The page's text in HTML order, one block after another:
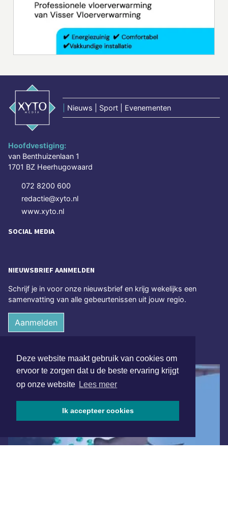
Deze website maakt gebruik van cookies om
ervoor te zorgen dat u de beste ervaring krijgt
op onze website Lees meer
Ik accepteer cookies
Nieuws | Sport | Evenementen
Hoofdvestiging:
van Benthuizenlaan 1
1701 BZ Heerhugowaard
072 8200 600
redactie@xyto.nl
www.xyto.nl
SOCIAL MEDIA
NIEUWSBRIEF AANMELDEN
Schrijf je in voor onze nieuwsbrief en krijg wekelijks een
samenvatting van alle gebeurtenissen uit jouw regio.
Aanmelden